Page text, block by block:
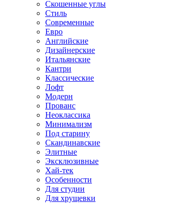
Скошенные углы
Стиль
Современные
Евро
Английские
Дизайнерские
Итальянские
Кантри
Классические
Лофт
Модерн
Прованс
Неоклассика
Минимализм
Под старину
Скандинавские
Элитные
Эксклюзивные
Хай-тек
Особенности
Для студии
Для хрущевки